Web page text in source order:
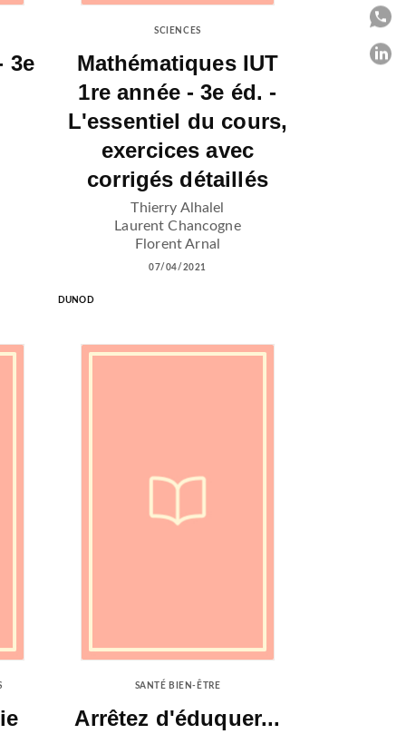
3e
SCIENCES
Mathématiques IUT
1re année - 3e éd. -
L'essentiel du cours,
exercices avec
corrigés détaillés
Thierry Alhalel
Laurent Chancogne
Florent Arnal
07/04/2021
DUNOD
SANTÉ BIEN-ÊTRE
Arrêtez d'éduquer...